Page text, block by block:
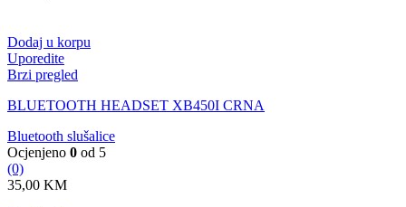
Dodaj u korpu
Uporedite
Brzi pregled
BLUETOOTH HEADSET XB450I CRNA
Bluetooth slušalice
Ocjenjeno 0 od 5
(0)
35,00 KM